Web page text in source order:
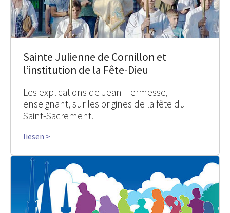
Sainte Julienne de Cornillon et
l’institution de la Fête-Dieu
Les explications de Jean Hermesse,
enseignant, sur les origines de la fête du
Saint-Sacrement.
liesen >